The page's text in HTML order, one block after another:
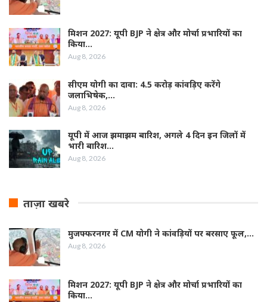
मिशन 2027: यूपी BJP ने क्षेत्र और मोर्चा प्रभारियों का
किया…
Aug 8, 2026
सीएम योगी का दावा: 4.5 करोड़ कांवड़िए करेंगे
जलाभिषेक,…
Aug 8, 2026
यूपी में आज झमाझम बारिश, अगले 4 दिन इन जिलों में
भारी बारिश…
Aug 8, 2026
ताज़ा खबरे
मुजफ्फरनगर में CM योगी ने कांवड़ियों पर बरसाए फूल,…
Aug 8, 2026
मिशन 2027: यूपी BJP ने क्षेत्र और मोर्चा प्रभारियों का
किया…